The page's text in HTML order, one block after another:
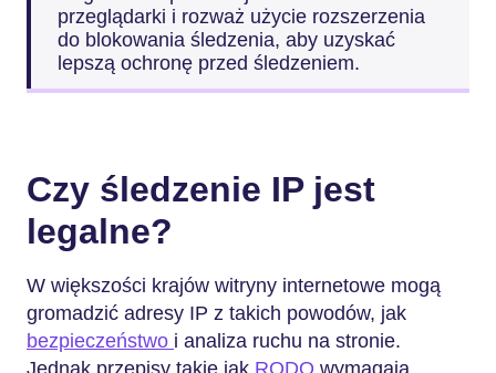
przeglądarki i rozważ użycie rozszerzenia
do blokowania śledzenia, aby uzyskać
lepszą ochronę przed śledzeniem.
Czy śledzenie IP jest
legalne?
W większości krajów witryny internetowe mogą
gromadzić adresy IP z takich powodów, jak
bezpieczeństwo i analiza ruchu na stronie.
Jednak przepisy takie jak RODO wymagają